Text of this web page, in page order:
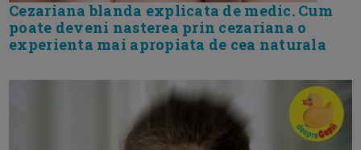
Cezariana blanda explicata de medic. Cum
poate deveni nasterea prin cezariana o
experienta mai apropiata de cea naturala